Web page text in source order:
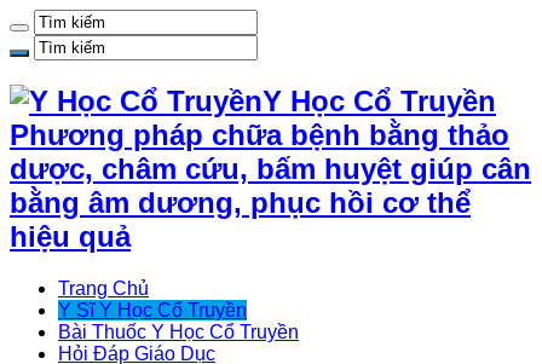
Y Học Cổ Truyền
Phương pháp chữa bệnh bằng thảo
dược, châm cứu, bấm huyệt giúp cân
bằng âm dương, phục hồi cơ thể
hiệu quả
Trang Chủ
Y Sĩ Y Học Cổ Truyền
Bài Thuốc Y Học Cổ Truyền
Hỏi Đáp Giáo Dục